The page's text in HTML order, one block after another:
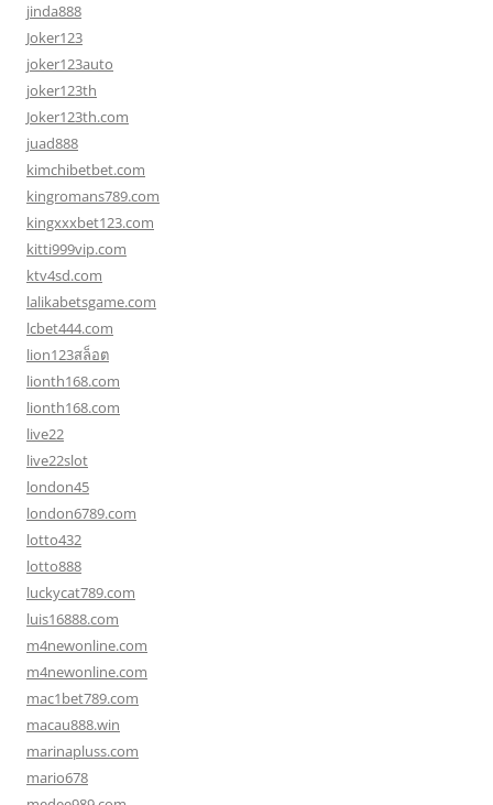
jinda888
Joker123
joker123auto
joker123th
Joker123th.com
juad888
kimchibetbet.com
kingromans789.com
kingxxxbet123.com
kitti999vip.com
ktv4sd.com
lalikabetsgame.com
lcbet444.com
lion123สล็อต
lionth168.com
lionth168.com
live22
live22slot
london45
london6789.com
lotto432
lotto888
luckycat789.com
luis16888.com
m4newonline.com
m4newonline.com
mac1bet789.com
macau888.win
marinapluss.com
mario678